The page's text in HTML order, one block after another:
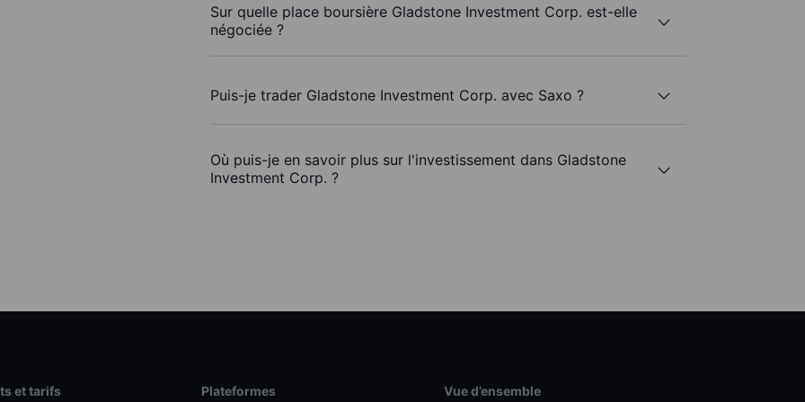
Sur quelle place boursière Gladstone Investment Corp. est-elle
négociée ?
Puis-je trader Gladstone Investment Corp. avec Saxo ?
Où puis-je en savoir plus sur l'investissement dans Gladstone
Investment Corp. ?
et tarifs Plateformes Vue d’ensemble